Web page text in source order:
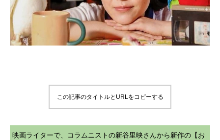
この記事のタイトルとURLをコピーする
映画ライターで、コラムニストの新谷里映さんから新作の【お